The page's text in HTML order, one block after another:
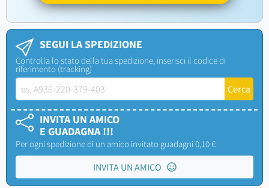
SEGUI LA SPEDIZIONE
Controlla lo stato della tua spedizione, inserisci il codice di
riferimento (tracking)
INVITA UN AMICO
E GUADAGNA !!!
Per ogni spedizione di un amico invitato guadagni 0,10 €
INVITA UN AMICO